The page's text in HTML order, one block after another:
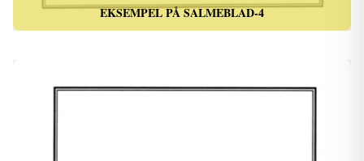
EKSEMPEL PÅ SALMEBLAD-4